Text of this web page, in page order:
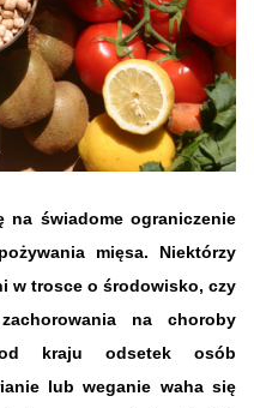
na świadome ograniczenie
mięsa. Niektórzy
w trosce o środowisko, czy
na choroby
od kraju odsetek osób
lub weganie waha się